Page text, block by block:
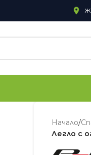
Начало/
Легло с